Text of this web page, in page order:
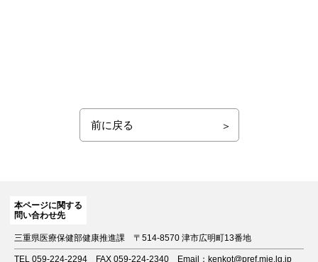
前に戻る
本ページに関する
問い合わせ先
三重県医療保健部健康推進課 〒514-8570 津市広明町13番地
TEL 059-224-2294 FAX 059-224-2340 Email：kenkot@pref.mie.lg.jp